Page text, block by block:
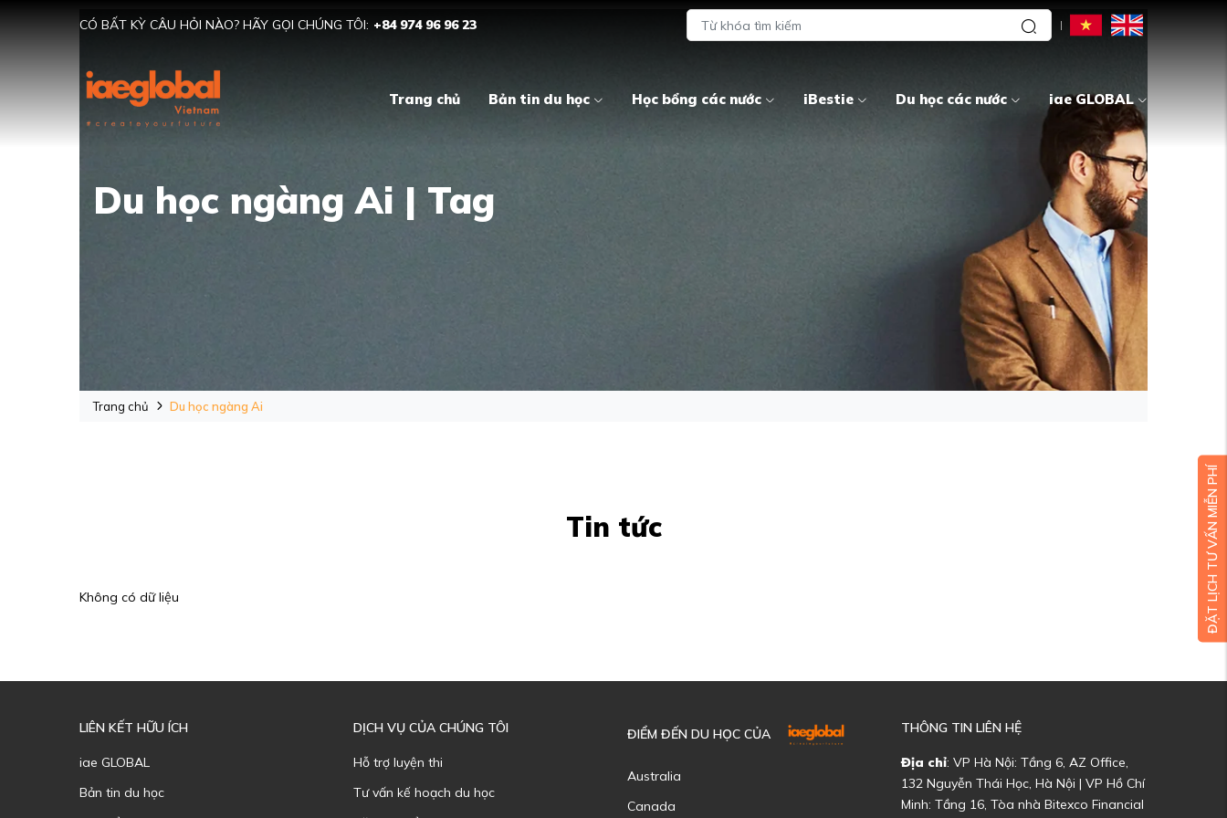
CÓ BẤT KỲ CÂU HỎI NÀO? HÃY GỌI CHÚNG TÔI: +84 974 96 96 23
Trang chủ Bản tin du học Học bổng các nước iBestie Du học các nước iae GLOBAL
Du học ngàng Ai | Tag
Trang chủ Du học ngàng Ai
Tin tức
Không có dữ liệu
LIÊN KẾT HỮU ÍCH
iae GLOBAL
Bản tin du học
DỊCH VỤ CỦA CHÚNG TÔI
Hỗ trợ luyện thi
Tư vấn kế hoạch du học
ĐIỂM ĐẾN DU HỌC CỦA
Australia
Canada
THÔNG TIN LIÊN HỆ
Địa chỉ: VP Hà Nội: Tầng 6, AZ Office,
132 Nguyễn Thái Học, Hà Nội | VP Hồ Chí
Minh: Tầng 16, Tòa nhà Bitexco Financial
ĐẶT LỊCH TƯ VẤN MIỄN PHÍ